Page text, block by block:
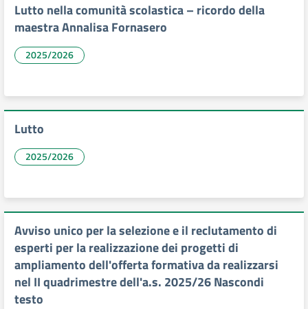
Lutto nella comunità scolastica – ricordo della
maestra Annalisa Fornasero
2025/2026
Lutto
2025/2026
Avviso unico per la selezione e il reclutamento di
esperti per la realizzazione dei progetti di
ampliamento dell'offerta formativa da realizzarsi
nel II quadrimestre dell'a.s. 2025/26 Nascondi
testo